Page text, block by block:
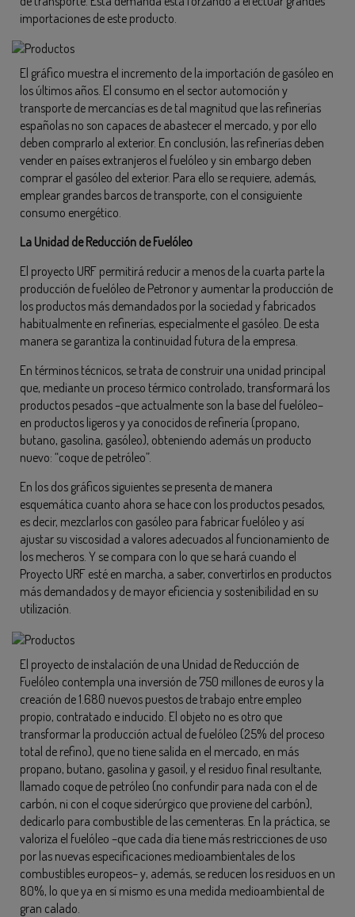
importaciones de este producto.
El gráfico muestra el incremento de la importación de gasóleo en
los últimos años. El consumo en el sector automoción y
transporte de mercancías es de tal magnitud que las refinerías
españolas no son capaces de abastecer el mercado, y por ello
deben comprarlo al exterior. En conclusión, las refinerías deben
vender en países extranjeros el fuelóleo y sin embargo deben
comprar el gasóleo del exterior. Para ello se requiere, además,
emplear grandes barcos de transporte, con el consiguiente
consumo energético.
La Unidad de Reducción de Fuelóleo
El proyecto URF permitirá reducir a menos de la cuarta parte la
producción de fuelóleo de Petronor y aumentar la producción de
los productos más demandados por la sociedad y fabricados
habitualmente en refinerías, especialmente el gasóleo. De esta
manera se garantiza la continuidad futura de la empresa.
En términos técnicos, se trata de construir una unidad principal
que, mediante un proceso térmico controlado, transformará los
productos pesados –que actualmente son la base del fuelóleo–
en productos ligeros y ya conocidos de refinería (propano,
butano, gasolina, gasóleo), obteniendo además un producto
nuevo: “coque de petróleo”.
En los dos gráficos siguientes se presenta de manera
esquemática cuanto ahora se hace con los productos pesados,
es decir, mezclarlos con gasóleo para fabricar fuelóleo y así
ajustar su viscosidad a valores adecuados al funcionamiento de
los mecheros. Y se compara con lo que se hará cuando el
Proyecto URF esté en marcha, a saber, convertirlos en productos
más demandados y de mayor eficiencia y sostenibilidad en su
utilización.
El proyecto de instalación de una Unidad de Reducción de
Fuelóleo contempla una inversión de 750 millones de euros y la
creación de 1.680 nuevos puestos de trabajo entre empleo
propio, contratado e inducido. El objeto no es otro que
transformar la producción actual de fuelóleo (25% del proceso
total de refino), que no tiene salida en el mercado, en más
propano, butano, gasolina y gasoil, y el residuo final resultante,
llamado coque de petróleo (no confundir para nada con el de
carbón, ni con el coque siderúrgico que proviene del carbón),
dedicarlo para combustible de las cementeras. En la práctica, se
valoriza el fuelóleo –que cada día tiene más restricciones de uso
por las nuevas especificaciones medioambientales de los
combustibles europeos– y, además, se reducen los residuos en un
80%, lo que ya en sí mismo es una medida medioambiental de
gran calado.